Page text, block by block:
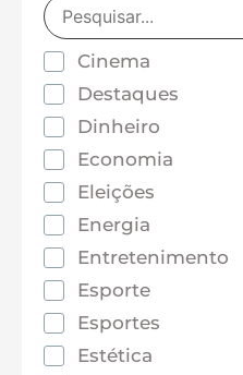
Cinema
Destaques
Dinheiro
Economia
Eleições
Energia
Entretenimento
Esporte
Esportes
Estética